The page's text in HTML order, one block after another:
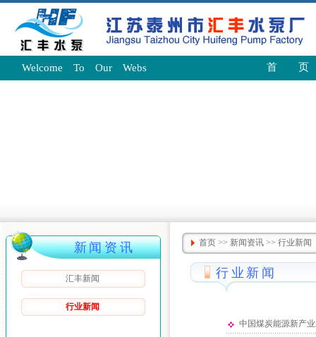
Welcome To Our Webs 首 页
新闻资讯
汇丰新闻
行业新闻
首页 >> 新闻资讯 >> 行业新闻
行业新闻
中国煤炭能源新产